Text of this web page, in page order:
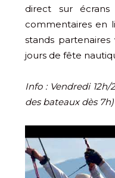
direct sur écrans
commentaires en
stands
jours de fête
Info : Vendredi 12h/
des bateaux dès